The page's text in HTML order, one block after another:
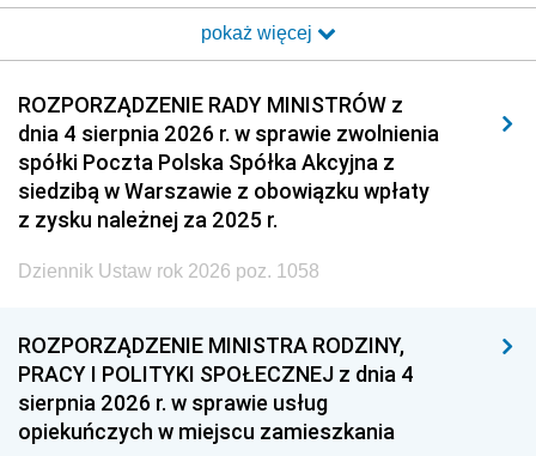
2017 2016 2015
2014 2013 2012
2011 2010 2009
2008 2007 2006
2005 2004 2003
2002 2001
1999 1998
1993 1992 1991
1990 1989
1987 1986 1985
pokaż więcej
ROZPORZĄDZENIE RADY MINISTRÓW z
dnia 4 sierpnia 2026 r. w sprawie zwolnienia
spółki Poczta Polska Spółka Akcyjna z
siedzibą w Warszawie z obowiązku wpłaty
z zysku należnej za 2025 r.
Dziennik Ustaw rok 2026 poz. 1058
ROZPORZĄDZENIE MINISTRA RODZINY,
PRACY I POLITYKI SPOŁECZNEJ z dnia 4
sierpnia 2026 r. w sprawie usług
opiekuńczych w miejscu zamieszkania